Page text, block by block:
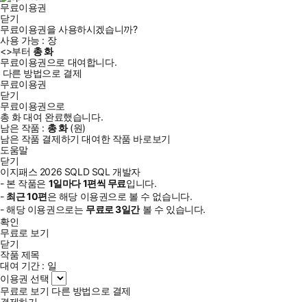
무료이용권
닫기
무료이용권을 사용하시겠습니까?
사용 가능 : 장
<>부터 총화
무료이용권으로 대여합니다.
다른 방법으로 결제
무료이용권
닫기
무료이용권으로
총 화대여 완료했습니다.
남은 작품 : 총화(원)
남은 작품 결제하기 대여한 작품 바로보기
도움말
닫기
이지패스 2026 SQLD SQL 개발자
- 본 작품은 1일마다1편씩 무료입니다.
- 최근10편은 해당 이용권으로 볼 수 없습니다.
- 해당 이용권으로는 무료로3일간볼 수 있습니다.
확인
무료로 보기
닫기
작품 제목
대여 기간 : 일
이용권 선택
무료로 보기 다른 방법으로 결제